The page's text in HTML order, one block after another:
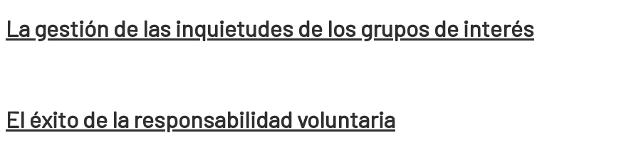
La gestión de las inquietudes de los grupos de interés
El éxito de la responsabilidad voluntaria